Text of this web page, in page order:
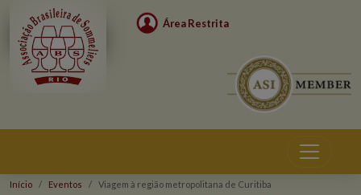
Área Restrita
Início Eventos Viagem à região metropolitana de Curitiba
Eventos